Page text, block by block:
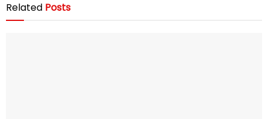
Related Posts